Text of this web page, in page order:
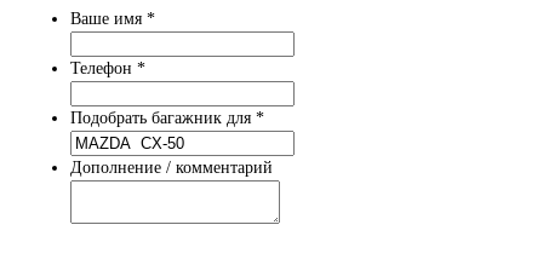
Ваше имя *
Телефон *
Подобрать багажник для *
Дополнение / комментарий